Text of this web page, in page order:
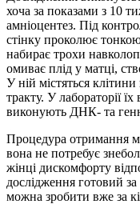
хоча за показами з 10
амніоцентез. Під
стінку проколює
набирає трохи
омиває плід у матці,
У ній містяться
тракту. У лабораторії
виконують ДНК- та
Процедура отримання
вона не потребує
жінці дискомфорту
дослідження готовий
можна зробити вже за